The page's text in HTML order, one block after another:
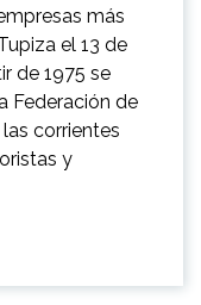
más
el 13 de
de 1975 se
Federación de
corrientes
y